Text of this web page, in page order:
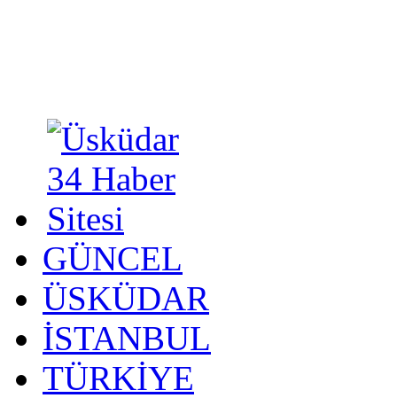
GÜNCEL
ÜSKÜDAR
İSTANBUL
TÜRKİYE